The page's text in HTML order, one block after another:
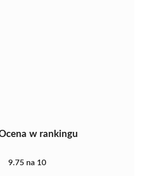
w rankingu
9.75 na 10